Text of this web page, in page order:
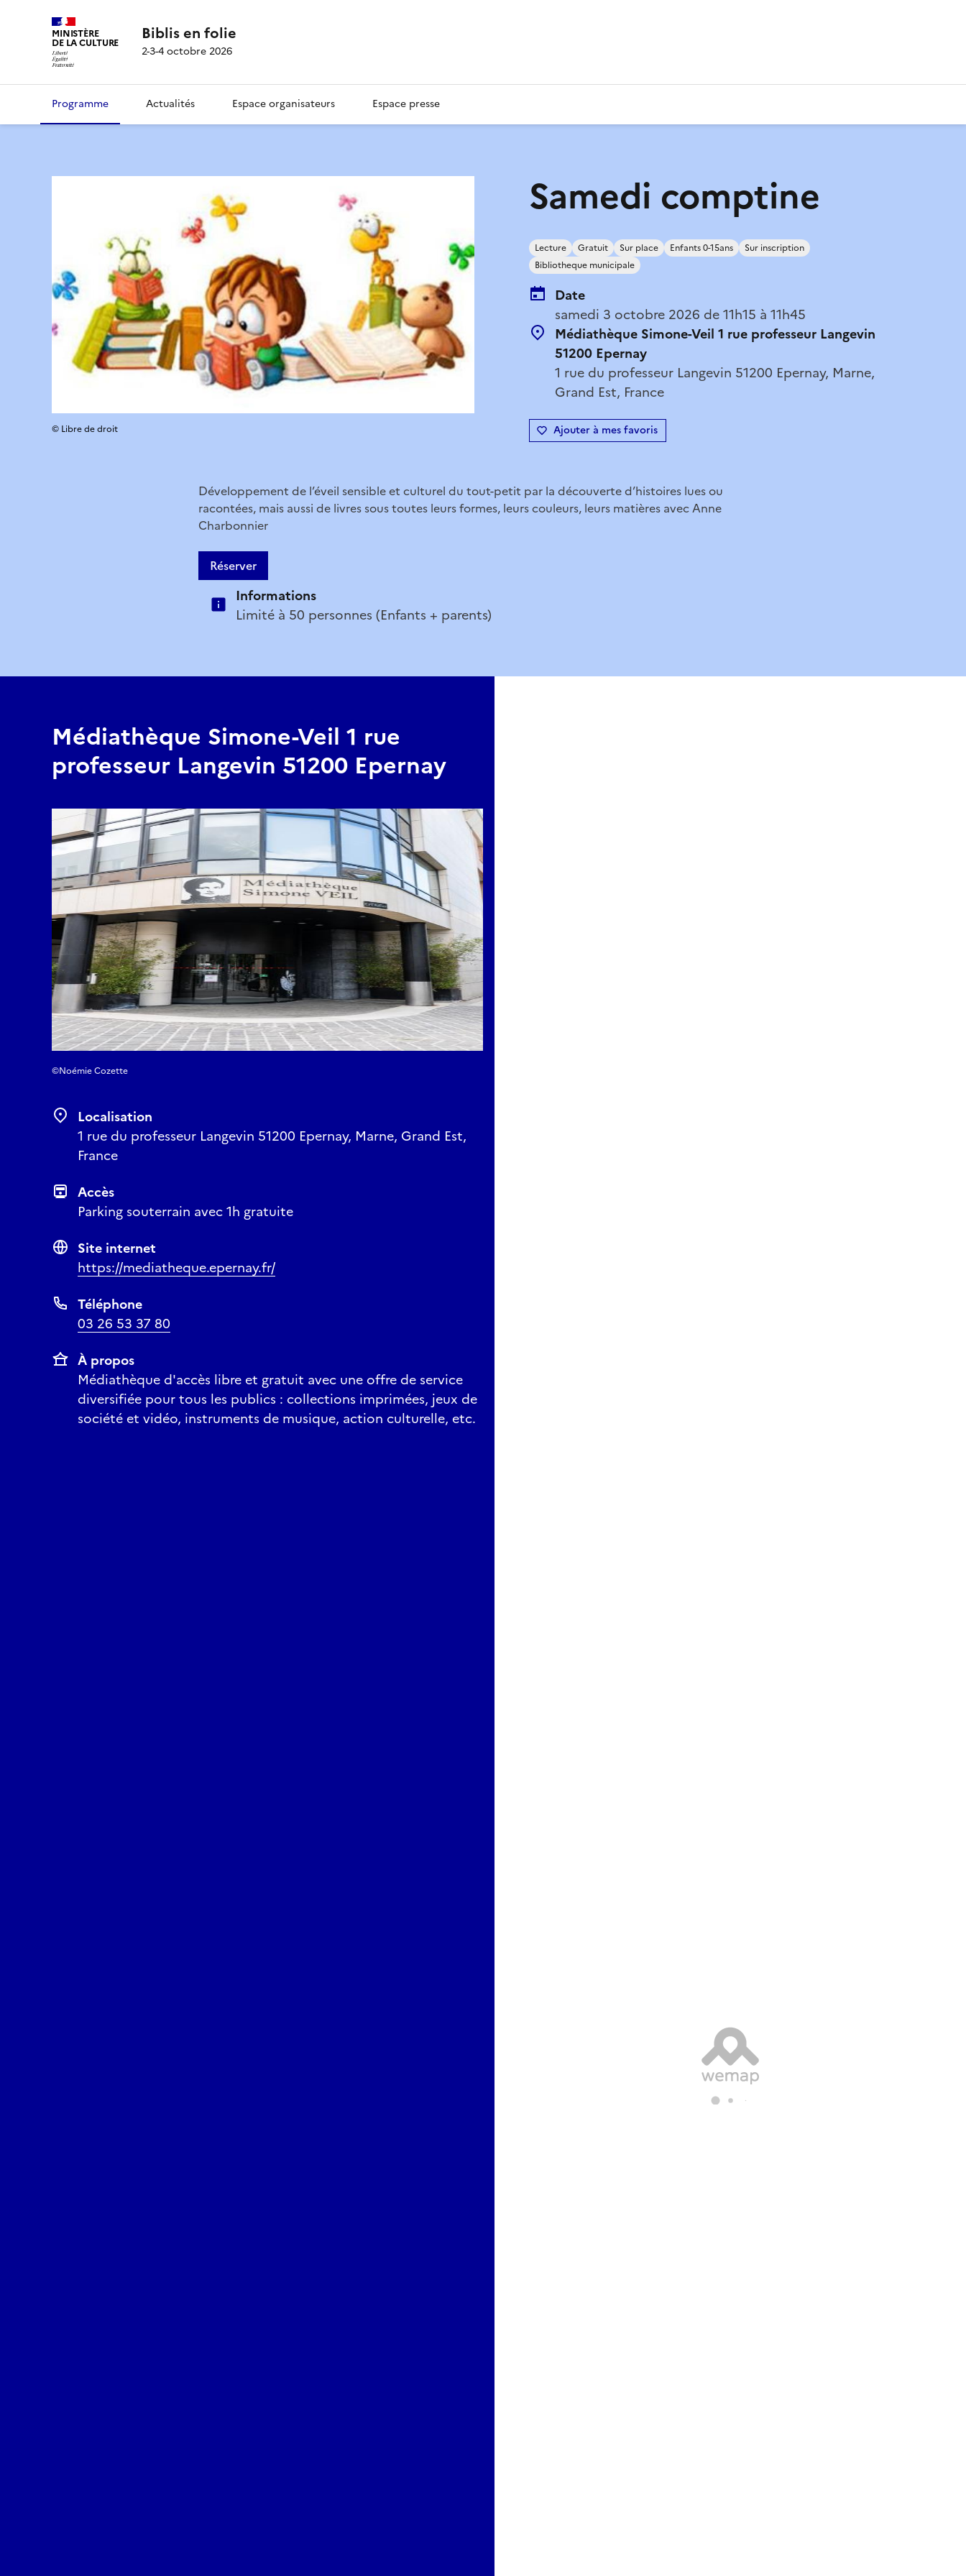
MINISTÈRE
DE LA CULTURE Biblis en folie
2-3-4 octobre 2026
Programme Actualités Espace organisateurs Espace presse
Samedi comptine
Lecture Gratuit Sur place Enfants 0-15ans
Sur inscription
Bibliotheque municipale
Date
samedi 3 octobre 2026 de 11h15 à 11h45
Médiathèque Simone-Veil 1 rue professeur Langevin
51200 Epernay
1 rue du professeur Langevin 51200 Epernay, Marne,
Grand Est, France
Ajouter à mes favoris
© Libre de droit
Développement de l’éveil sensible et culturel du tout-petit par la découverte d’histoires lues ou
racontées, mais aussi de livres sous toutes leurs formes, leurs couleurs, leurs matières avec Anne
Charbonnier
Réserver
Informations
Limité à 50 personnes (Enfants + parents)
Médiathèque Simone-Veil 1 rue
professeur Langevin 51200 Epernay
©Noémie Cozette
Localisation
1 rue du professeur Langevin 51200 Epernay, Marne, Grand Est,
France
Accès
Parking souterrain avec 1h gratuite
Site internet
https://mediatheque.epernay.fr/
Téléphone
03 26 53 37 80
À propos
Médiathèque d'accès libre et gratuit avec une offre de service
diversifiée pour tous les publics : collections imprimées, jeux de
société et vidéo, instruments de musique, action culturelle, etc.